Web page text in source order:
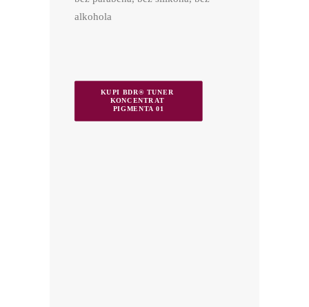
alkohola
KUPI BDR® TUNER
KONCENTRAT
PIGMENTA 01